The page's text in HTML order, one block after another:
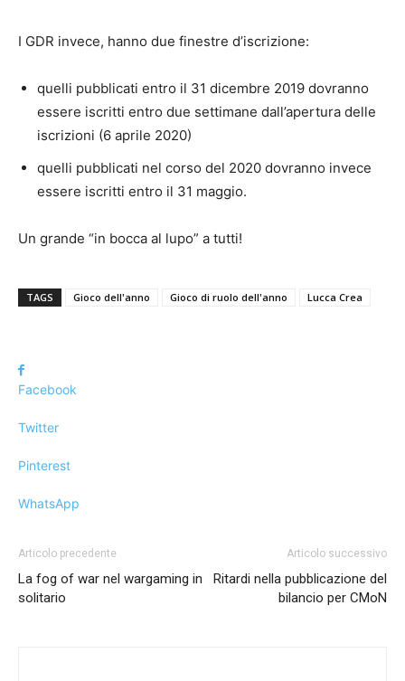
I GDR invece, hanno due finestre d’iscrizione:
quelli pubblicati entro il 31 dicembre 2019 dovranno
essere iscritti entro due settimane dall’apertura delle
iscrizioni (6 aprile 2020)
quelli pubblicati nel corso del 2020 dovranno invece
essere iscritti entro il 31 maggio.
Un grande “in bocca al lupo” a tutti!
TAGS Gioco dell'anno Gioco di ruolo dell'anno Lucca Crea
Facebook
Twitter
Pinterest
WhatsApp
Articolo precedente
La fog of war nel wargaming in
solitario
Articolo successivo
Ritardi nella pubblicazione del
bilancio per CMoN